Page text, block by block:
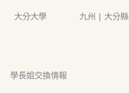
大分大學
九州 | 大分縣
學長姐交換情報